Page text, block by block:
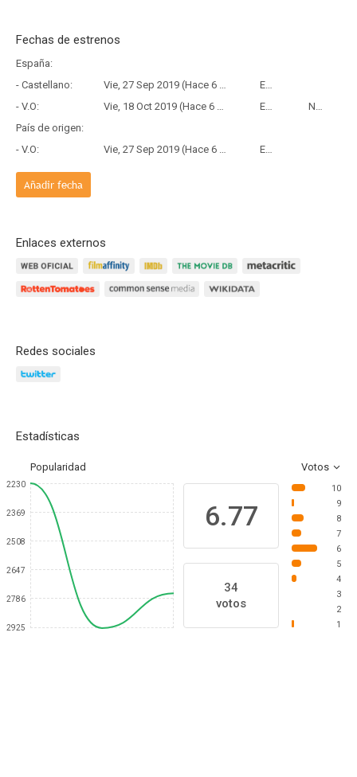
Fechas de estrenos
España:
- Castellano:
Vie, 27 Sep 2019 (Hace 6 años y 10 meses)
Estreno
- V.O:
Vie, 18 Oct 2019 (Hace 6 años y 9 meses) Estreno
Netflix
País de origen:
- V.O:
Vie, 27 Sep 2019 (Hace 6 años y 10 meses) Estreno
Añadir fecha
Enlaces externos
Redes sociales
Estadísticas
Popularidad Votos
2230
2369
2508
2647
2786
2925
6.77
34
votos
10
9
8
7
6
5
4
3
2
1